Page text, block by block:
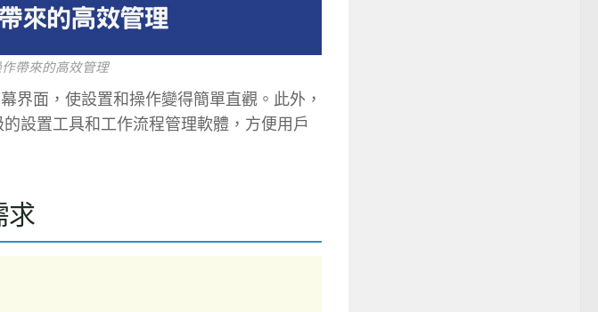
作帶來的高效管理
界面，使設置和操作變得簡單直觀。此外，
設置工具和工作流程管理軟體，方便用戶
求